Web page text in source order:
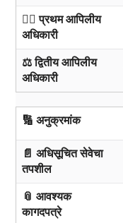
🧑‍⚖️ प्रथम आपिलीय
अधिकारी
⚖️ द्वितीय आपिलीय
अधिकारी
🔢 अनुक्रमांक
📄 अधिसूचित सेवेचा
तपशील
📎 आवश्यक
कागदपत्रे